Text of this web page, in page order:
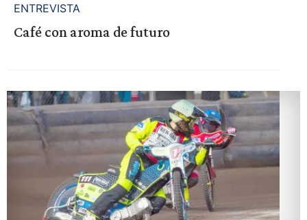
ENTREVISTA
Café con aroma de futuro